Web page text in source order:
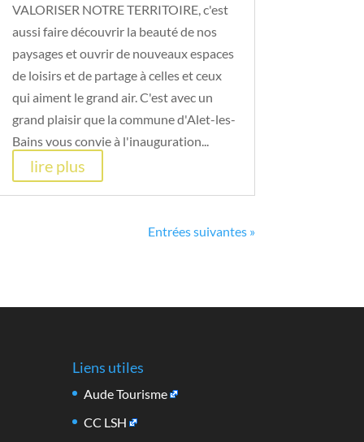
VALORISER NOTRE TERRITOIRE, c'est
aussi faire découvrir la beauté de nos
paysages et ouvrir de nouveaux espaces
de loisirs et de partage à celles et ceux
qui aiment le grand air. C'est avec un
grand plaisir que la commune d'Alet-les-
Bains vous convie à l'inauguration...
lire plus
Entrées suivantes »
Liens utiles
Aude Tourisme
CC LSH